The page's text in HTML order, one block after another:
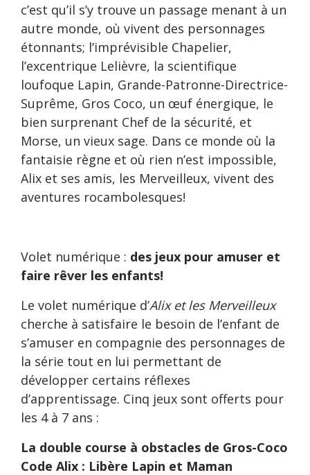
c’est qu’il s’y trouve un passage menant à un
autre monde, où vivent des personnages
étonnants; l’imprévisible Chapelier,
l’excentrique Lelièvre, la scientifique
loufoque Lapin, Grande-Patronne-Directrice-
Suprême, Gros Coco, un œuf énergique, le
bien surprenant Chef de la sécurité, et
Morse, un vieux sage. Dans ce monde où la
fantaisie règne et où rien n’est impossible,
Alix et ses amis, les Merveilleux, vivent des
aventures rocambolesques!
Volet numérique : des jeux pour amuser et
faire rêver les enfants!
Le volet numérique d’Alix et les Merveilleux
cherche à satisfaire le besoin de l’enfant de
s’amuser en compagnie des personnages de
la série tout en lui permettant de
développer certains réflexes
d’apprentissage. Cinq jeux sont offerts pour
les 4 à 7 ans :
La double course à obstacles de Gros-Coco
Code Alix : Libère Lapin et Maman